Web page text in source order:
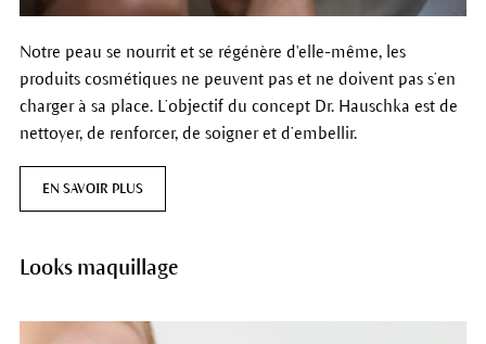
Notre peau se nourrit et se régénère d'elle-même, les
produits cosmétiques ne peuvent pas et ne doivent pas s’en
charger à sa place. L’objectif du concept Dr. Hauschka est de
nettoyer, de renforcer, de soigner et d’embellir.
EN SAVOIR PLUS
Looks maquillage